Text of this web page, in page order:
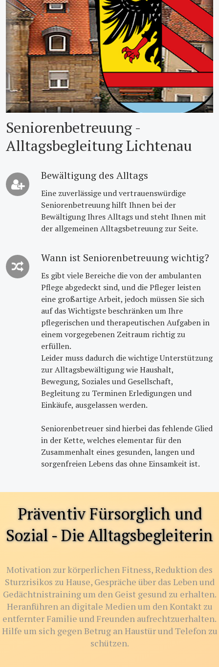
Seniorenbetreuung -
Alltagsbegleitung Lichtenau
Bewältigung des Alltags
Eine zuverlässige und vertrauenswürdige
Seniorenbetreuung hilft Ihnen bei der
Bewältigung Ihres Alltags und steht Ihnen mit
der allgemeinen Alltagsbetreuung zur Seite.
Wann ist Seniorenbetreuung wichtig?
Es gibt viele Bereiche die von der ambulanten
Pflege abgedeckt sind, und die Pfleger leisten
eine großartige Arbeit, jedoch müssen Sie sich
auf das Wichtigste beschränken um Ihre
pflegerischen und therapeutischen Aufgaben in
einem vorgegebenen Zeitraum richtig zu
erfüllen.
Leider muss dadurch die wichtige Unterstützung
zur Alltagsbewältigung wie Haushalt,
Bewegung, Soziales und Gesellschaft,
Begleitung zu Terminen Erledigungen und
Einkäufe, ausgelassen werden.
Seniorenbetreuer sind hierbei das fehlende Glied
in der Kette, welches elementar für den
Zusammenhalt eines gesunden, langen und
sorgenfreien Lebens das ohne Einsamkeit ist.
Präventiv Fürsorglich und
Sozial - Die Alltagsbegleiterin
Motivation zur körperlichen Fitness, Reduktion des
Sturzrisikos zu Hause, Gespräche über das Leben und
Gedächtnistraining um den Geist gesund zu erhalten.
Heranführen an digitale Medien um den Kontakt zu
entfernter Familie und Freunden aufrechtzuerhalten.
Hilfe um sich gegen Betrug an Haustür und Telefon zu
schützen.